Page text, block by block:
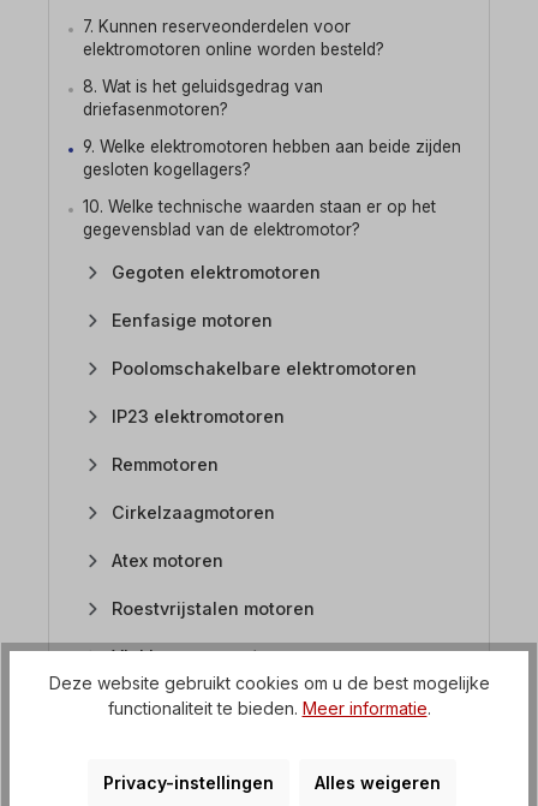
7. Kunnen reserveonderdelen voor
elektromotoren online worden besteld?
8. Wat is het geluidsgedrag van
driefasenmotoren?
9. Welke elektromotoren hebben aan beide zijden
gesloten kogellagers?
10. Welke technische waarden staan er op het
gegevensblad van de elektromotor?
Gegoten elektromotoren
Eenfasige motoren
Poolomschakelbare elektromotoren
IP23 elektromotoren
Remmotoren
Cirkelzaagmotoren
Atex motoren
Roestvrijstalen motoren
Vlakke motoren / zaagmotoren
Gelijkstroommotoren
FAQ Motorreductoren
Deze website gebruikt cookies om u de best mogelijke
functionaliteit te bieden. Meer informatie.
Privacy-instellingen Alles weigeren